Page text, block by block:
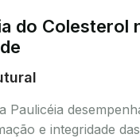
do Colesterol
Paulicéia
e integridade